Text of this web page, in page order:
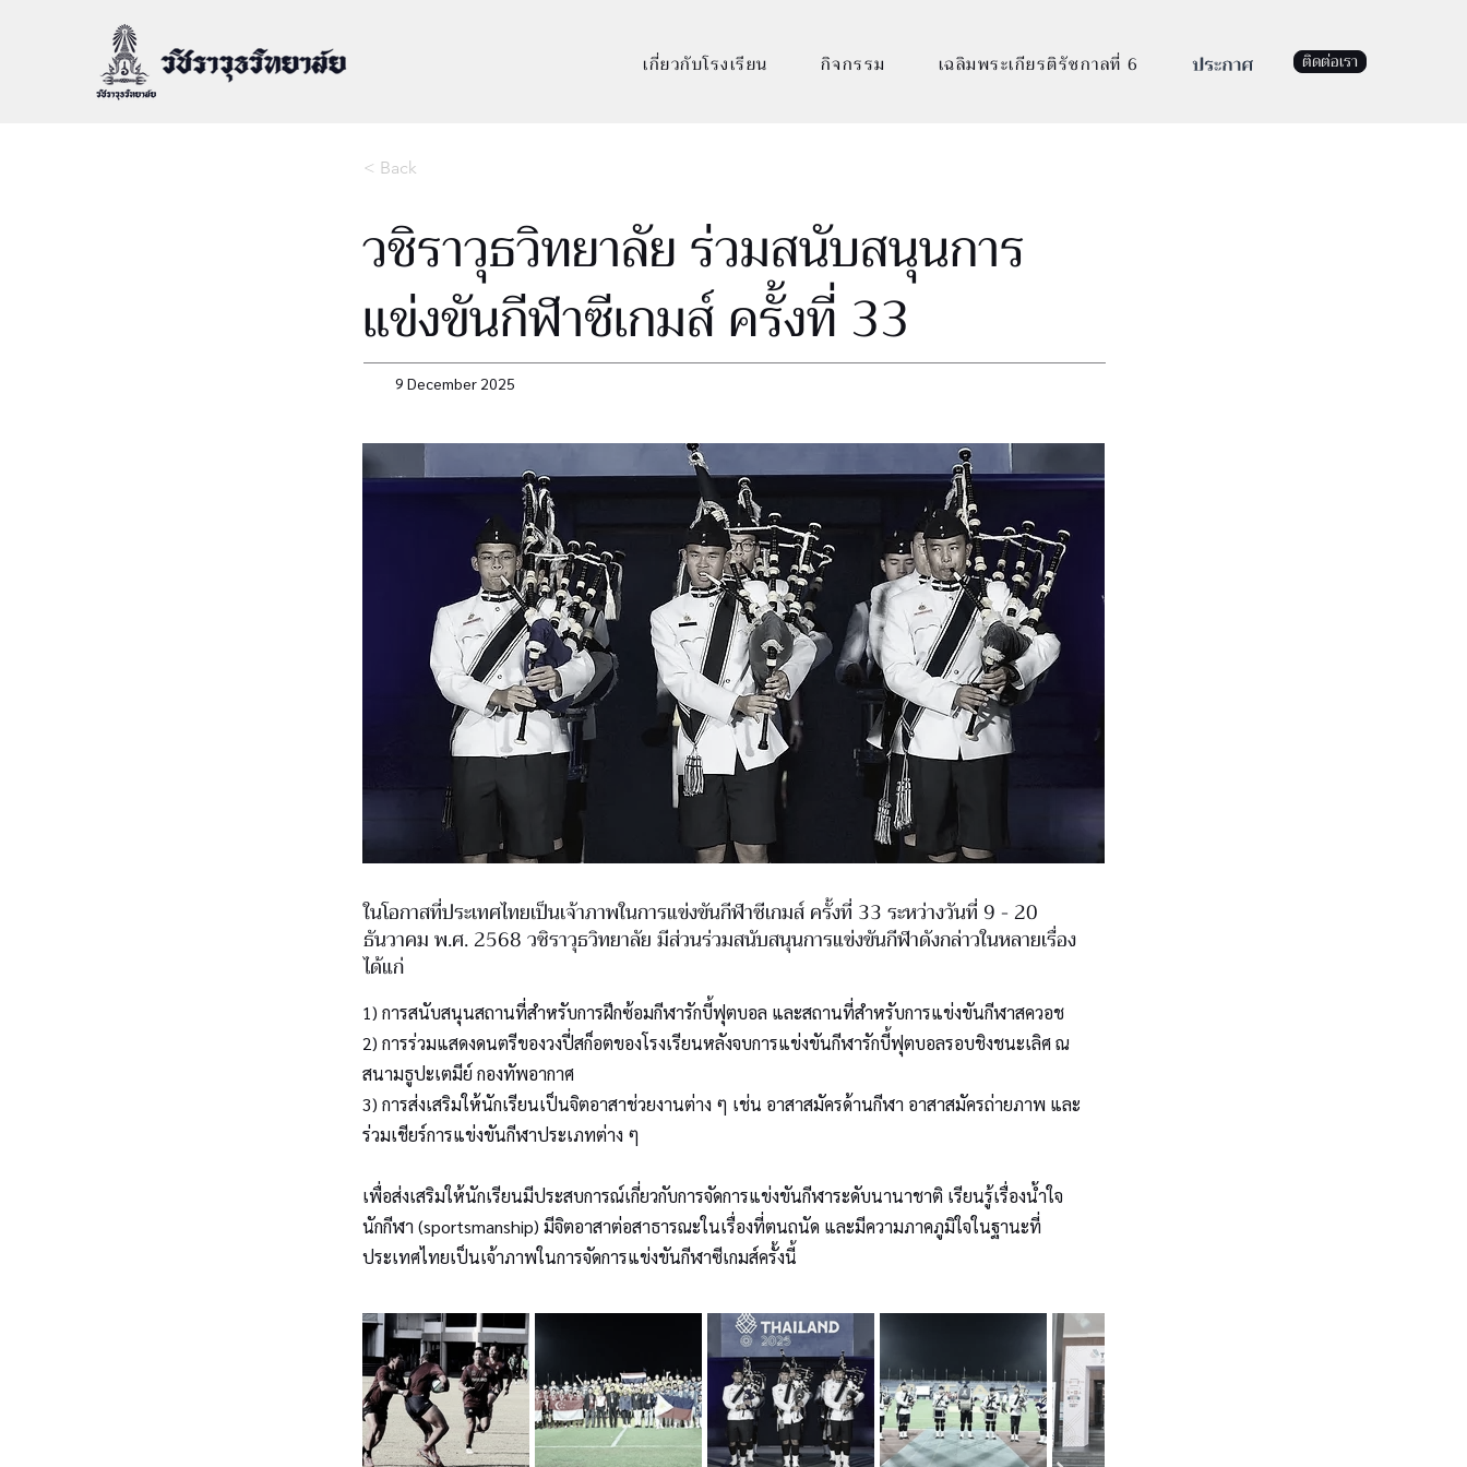
เกี่ยวกับโรงเรียน กิจกรรม เฉลิมพระเกียรติรัชกาลที่ 6 ติดต่อเรา
< Back
วชิราวุธวิทยาลัย ร่วมสนับสนุนการ
แข่งขันกีฬาซีเกมส์ ครั้งที่ 33
9 December 2025
ในโอกาสที่ประเทศไทยเป็นเจ้าภาพในการแข่งขันกีฬาซีเกมส์ ครั้งที่ 33 ระหว่างวันที่ 9 - 20
ธันวาคม พ.ศ. 2568 วชิราวุธวิทยาลัย มีส่วนร่วมสนับสนุนการแข่งขันกีฬาดังกล่าวในหลายเรื่อง
ได้แก่
1) การสนับสนุนสถานที่สำหรับการฝึกซ้อมกีฬารักบี้ฟุตบอล และสถานที่สำหรับการแข่งขันกีฬาสควอช
2) การร่วมแสดงดนตรีของวงปี่สก็อตของโรงเรียนหลังจบการแข่งขันกีฬารักบี้ฟุตบอลรอบชิงชนะเลิศ ณ
สนามธูปะเตมีย์ กองทัพอากาศ
3) การส่งเสริมให้นักเรียนเป็นจิตอาสาช่วยงานต่าง ๆ เช่น อาสาสมัครด้านกีฬา อาสาสมัครถ่ายภาพ และ
ร่วมเชียร์การแข่งขันกีฬาประเภทต่าง ๆ
เพื่อส่งเสริมให้นักเรียนมีประสบการณ์เกี่ยวกับการจัดการแข่งขันกีฬาระดับนานาชาติ เรียนรู้เรื่องน้ำใจ
นักกีฬา (sportsmanship) มีจิตอาสาต่อสาธารณะในเรื่องที่ตนถนัด และมีความภาคภูมิใจในฐานะที่
ประเทศไทยเป็นเจ้าภาพในการจัดการแข่งขันกีฬาซีเกมส์ครั้งนี้